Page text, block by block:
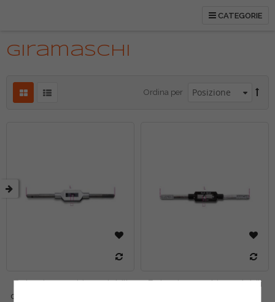
CATEGORIE
Giramaschi
Ordina per
Beta giramaschi regolabili
corpo in lega leggera 435G
Beta giramaschi regolabili